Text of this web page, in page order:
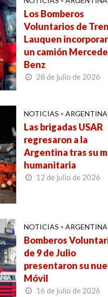
Los Bomberos
Voluntarios de
Lauquen
un camión
Benz
28 de julio de 2026
NOTICIAS • ARGENTINA
Las brigadas USAR
regresaron a la
Argentina tras su
humanitaria
12 de julio de 2026
NOTICIAS • ARGENTINA
Bomberos
de 9 de Julio
presentaron su
Móvil
16 de julio de 2026